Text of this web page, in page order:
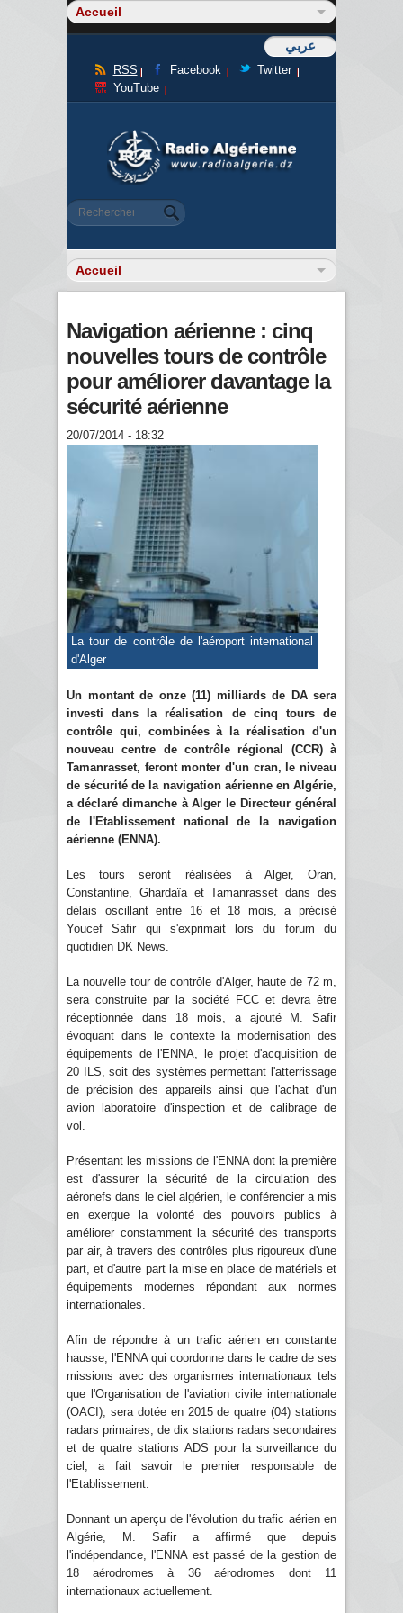
عربي
RSS Facebook
Twitter
YouTube
Formulaire de recherche
Rechercher
Navigation aérienne : cinq
nouvelles tours de contrôle
pour améliorer davantage la
sécurité aérienne
20/07/2014 - 18:32
La tour de contrôle de l'aéroport international
d'Alger
Un montant de onze (11) milliards de DA sera
investi dans la réalisation de cinq tours de
contrôle qui, combinées à la réalisation d'un
nouveau centre de contrôle régional (CCR) à
Tamanrasset, feront monter d'un cran, le niveau
de sécurité de la navigation aérienne en Algérie,
a déclaré dimanche à Alger le Directeur général
de l'Etablissement national de la navigation
aérienne (ENNA).
Les tours seront réalisées à Alger, Oran,
Constantine, Ghardaïa et Tamanrasset dans des
délais oscillant entre 16 et 18 mois, a précisé
Youcef Safir qui s'exprimait lors du forum du
quotidien DK News.
La nouvelle tour de contrôle d'Alger, haute de 72 m,
sera construite par la société FCC et devra être
réceptionnée dans 18 mois, a ajouté M. Safir
évoquant dans le contexte la modernisation des
équipements de l'ENNA, le projet d'acquisition de
20 ILS, soit des systèmes permettant l'atterrissage
de précision des appareils ainsi que l'achat d'un
avion laboratoire d'inspection et de calibrage de
vol.
Présentant les missions de l'ENNA dont la première
est d'assurer la sécurité de la circulation des
aéronefs dans le ciel algérien, le conférencier a mis
en exergue la volonté des pouvoirs publics à
améliorer constamment la sécurité des transports
par air, à travers des contrôles plus rigoureux d'une
part, et d'autre part la mise en place de matériels et
équipements modernes répondant aux normes
internationales.
Afin de répondre à un trafic aérien en constante
hausse, l'ENNA qui coordonne dans le cadre de ses
missions avec des organismes internationaux tels
que l'Organisation de l'aviation civile internationale
(OACI), sera dotée en 2015 de quatre (04) stations
radars primaires, de dix stations radars secondaires
et de quatre stations ADS pour la surveillance du
ciel, a fait savoir le premier responsable de
l'Etablissement.
Donnant un aperçu de l'évolution du trafic aérien en
Algérie, M. Safir a affirmé que depuis
l'indépendance, l'ENNA est passé de la gestion de
18 aérodromes à 36 aérodromes dont 11
internationaux actuellement.